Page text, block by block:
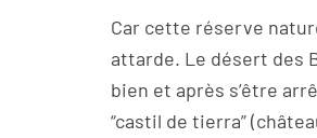
Car cette réserve
attarde. Le désert des
bien et après s’être
“castil de tierra”